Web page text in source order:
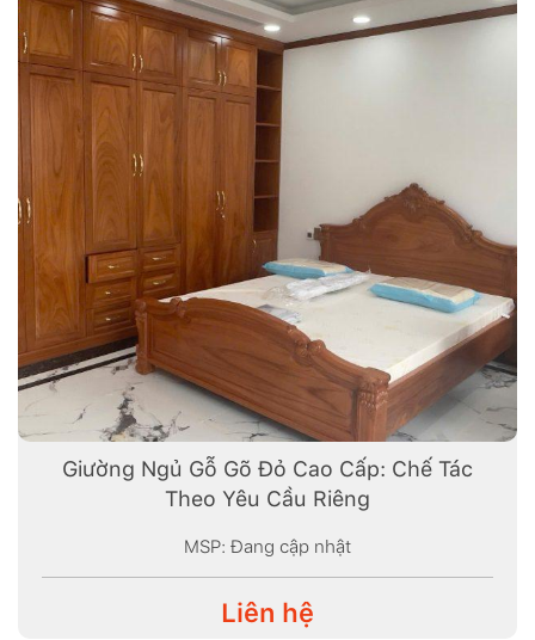
Giường Ngủ Gỗ Gõ Đỏ Cao Cấp: Chế Tác
Theo Yêu Cầu Riêng
MSP: Đang cập nhật
Liên hệ